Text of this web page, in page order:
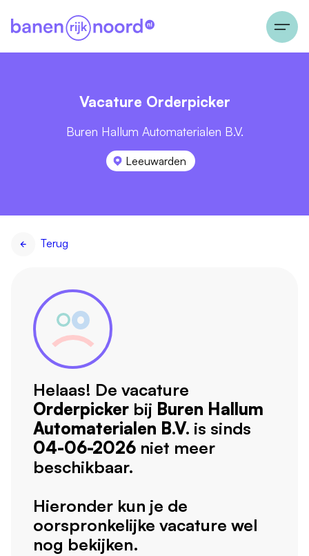
Vacature Orderpicker
Buren Hallum Automaterialen B.V.
Leeuwarden
Terug
Helaas! De vacature
Orderpicker bij Buren Hallum
Automaterialen B.V. is sinds
04-06-2026 niet meer
beschikbaar.
Hieronder kun je de
oorspronkelijke vacature wel
nog bekijken.